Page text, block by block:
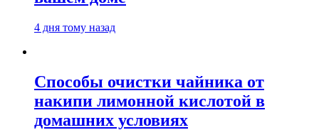
4 дня тому назад
Способы очистки чайника от
накипи лимонной кислотой в
домашних условиях